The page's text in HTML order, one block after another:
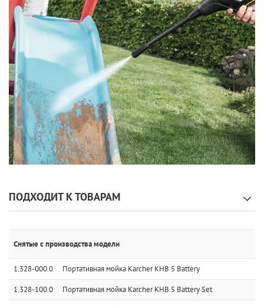
ПОДХОДИТ К ТОВАРАМ
Снятые с производства модели
1.328-000.0 Портативная мойка Karcher KHB 5 Battery
1.328-100.0 Портативная мойка Karcher KHB 5 Battery Set